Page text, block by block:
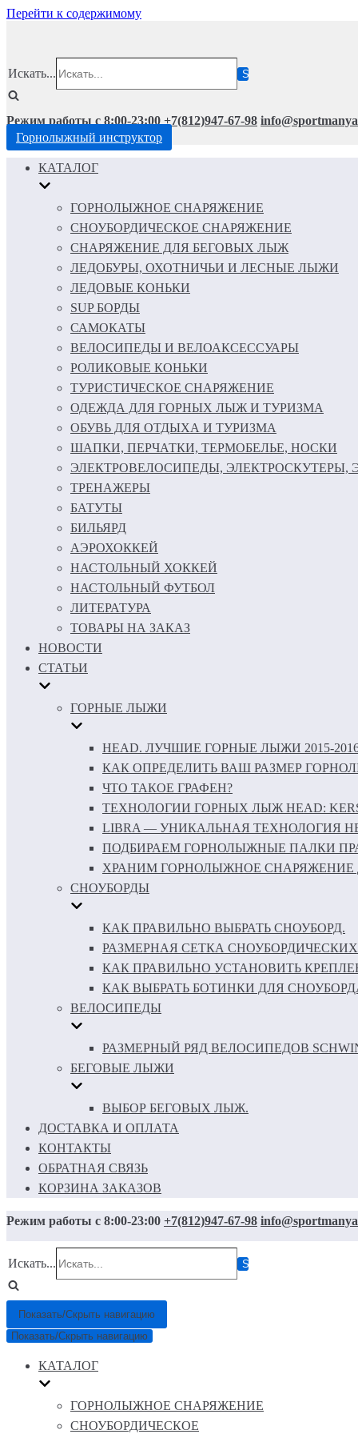
Перейти к содержимому
Искать...
Режим работы с 8:00-23:00 +7(812)947-67-98
Горнолыжный инструктор
КАТАЛОГ
ГОРНОЛЫЖНОЕ СНАРЯЖЕНИЕ
СНОУБОРДИЧЕСКОЕ СНАРЯЖЕНИЕ
СНАРЯЖЕНИЕ ДЛЯ БЕГОВЫХ ЛЫЖ
ЛЕДОБУРЫ, ОХОТНИЧЬИ И ЛЕСНЫЕ ЛЫЖИ
ЛЕДОВЫЕ КОНЬКИ
SUP БОРДЫ
САМОКАТЫ
ВЕЛОСИПЕДЫ И ВЕЛОАКСЕССУАРЫ
РОЛИКОВЫЕ КОНЬКИ
ТУРИСТИЧЕСКОЕ СНАРЯЖЕНИЕ
ОДЕЖДА ДЛЯ ГОРНЫХ ЛЫЖ И ТУРИЗМА
ОБУВЬ ДЛЯ ОТДЫХА И ТУРИЗМА
ШАПКИ, ПЕРЧАТКИ, ТЕРМОБЕЛЬЕ, НОСКИ
ЭЛЕКТРОВЕЛОСИПЕДЫ, ЭЛЕКТРОСКУТЕРЫ,
ТРЕНАЖЕРЫ
БАТУТЫ
БИЛЬЯРД
АЭРОХОККЕЙ
НАСТОЛЬНЫЙ ХОККЕЙ
НАСТОЛЬНЫЙ ФУТБОЛ
ЛИТЕРАТУРА
ТОВАРЫ НА ЗАКАЗ
НОВОСТИ
СТАТЬИ
ГОРНЫЕ ЛЫЖИ
HEAD. ЛУЧШИЕ ГОРНЫЕ ЛЫЖИ 2015-
КАК ОПРЕДЕЛИТЬ ВАШ РАЗМЕР
ЧТО ТАКОЕ ГРАФЕН?
ТЕХНОЛОГИИ ГОРНЫХ ЛЫЖ HEAD: KERS
LIBRA — УНИКАЛЬНАЯ ТЕХНОЛОГИЯ
ПОДБИРАЕМ ГОРНОЛЫЖНЫЕ ПАЛКИ
ХРАНИМ ГОРНОЛЫЖНОЕ
СНОУБОРДЫ
КАК ПРАВИЛЬНО ВЫБРАТЬ СНОУБОРД.
РАЗМЕРНАЯ СЕТКА
КАК ПРАВИЛЬНО УСТАНОВИТЬ
КАК ВЫБРАТЬ БОТИНКИ ДЛЯ
ВЕЛОСИПЕДЫ
РАЗМЕРНЫЙ РЯД ВЕЛОСИПЕДОВ
БЕГОВЫЕ ЛЫЖИ
ВЫБОР БЕГОВЫХ ЛЫЖ.
ДОСТАВКА И ОПЛАТА
КОНТАКТЫ
ОБРАТНАЯ СВЯЗЬ
КОРЗИНА ЗАКАЗОВ
Режим работы с 8:00-23:00 +7(812)947-67-98
Искать...
Показать/Скрыть навигацию
Показать/Скрыть навигацию
КАТАЛОГ
ГОРНОЛЫЖНОЕ СНАРЯЖЕНИЕ
СНОУБОРДИЧЕСКОЕ